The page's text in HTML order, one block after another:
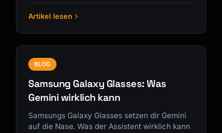
Artikel lesen
BLOG
Samsung Galaxy Glasses: Was
Gemini wirklich kann
Samsungs Galaxy Glasses setzen dir Gemini
auf die Nase. Was der Assistent wirklich kann